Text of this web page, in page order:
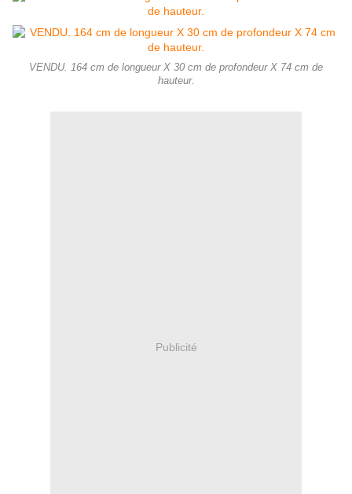
VENDU. 164 cm de longueur X 30 cm de profondeur X 74 cm de
hauteur.
Publicité